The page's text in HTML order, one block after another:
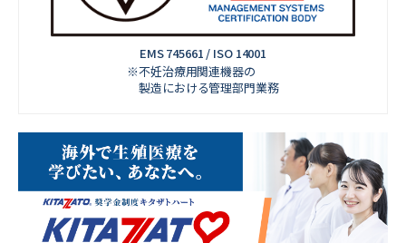
EMS 745661 / ISO 14001
※不妊治療用関連機器の
製造における管理部門業務